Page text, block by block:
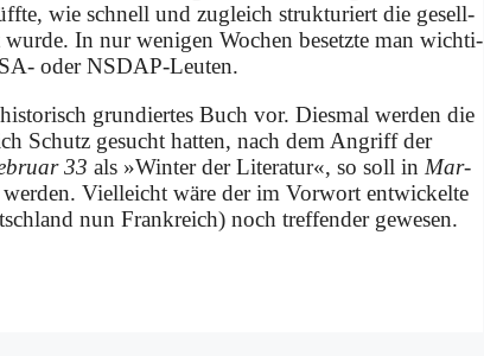
wie schnell und zu­gleich struk­tu­riert die ge­sell­
In nur we­ni­gen Wo­chen be­setz­te man wich­ti­
oder NSDAP-Leu­ten.
grun­dier­tes Buch vor. Dies­mal wer­den die
Schutz ge­sucht hat­ten, nach dem An­griff der
33 als »Win­ter der Li­te­ra­tur«, so soll in Mar­
Viel­leicht wä­re der im Vor­wort ent­wickel­te
nun Frank­reich) noch tref­fen­der ge­we­sen.